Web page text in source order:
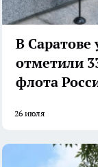
В
отметили
флота
26 июля